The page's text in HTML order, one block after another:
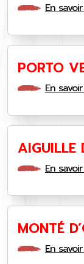
En
PORTO
En
AIGUILLE
En
MONTÉ
En